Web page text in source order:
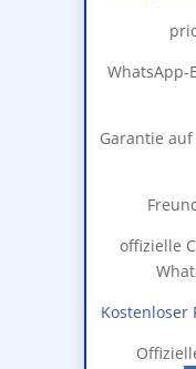
Garantie
offizielle
Kostenloser